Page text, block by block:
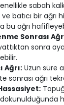
sabah
batıcı bir ağrı
bu ağrı
Sonrası
sonra
Ağrı:Uzun süre
sonrası ağrı
dokunulduğunda